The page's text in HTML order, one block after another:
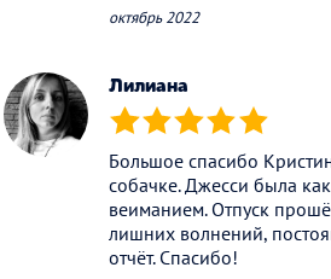
октябрь 2022
Лилиана
(*) (*) (*) (*) (*)
Большое спасибо
собачке. Джесси была
веиманием. Отпуск
лишних волнений,
отчёт. Спасибо!